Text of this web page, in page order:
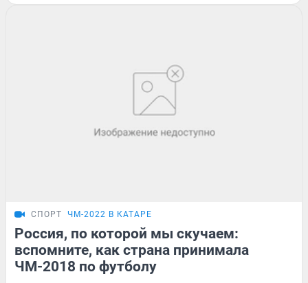
СПОРТ ЧМ-2022 В КАТАРЕ
Россия, по которой мы скучаем:
вспомните, как страна принимала
ЧМ-2018 по футболу